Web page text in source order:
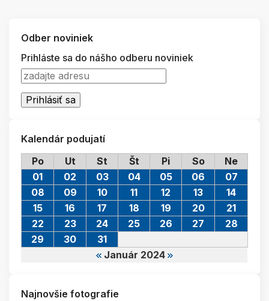
Odber noviniek
Prihláste sa do nášho odberu noviniek
Kalendár podujatí
Po
Ut St Št Pi So Ne
Január 2024
01 02 03 04 05 06
07
08
09 10 11 12 13
14
15
16 17 18 19 20
21
22
23 24 25 26 27
28
29
30 31
Najnovšie fotografie